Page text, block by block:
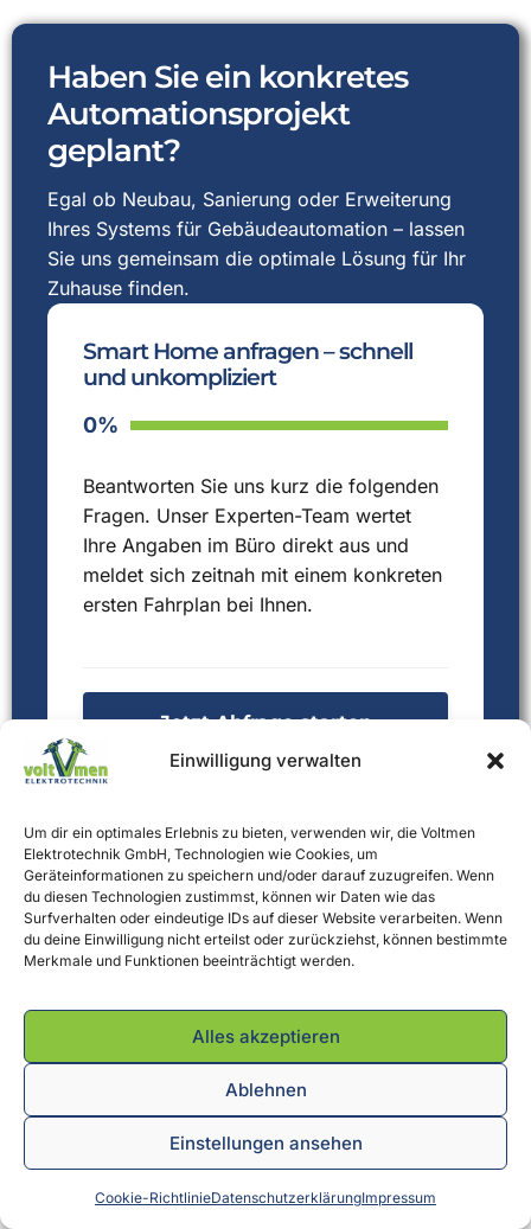
Einwilligung verwalten
Um dir ein optimales Erlebnis zu bieten, verwenden wir, die Voltmen
Elektrotechnik GmbH, Technologien wie Cookies, um
Geräteinformationen zu speichern und/oder darauf zuzugreifen. Wenn
du diesen Technologien zustimmst, können wir Daten wie das
Surfverhalten oder eindeutige IDs auf dieser Website verarbeiten. Wenn
du deine Einwilligung nicht erteilst oder zurückziehst, können bestimmte
Merkmale und Funktionen beeinträchtigt werden.
Alles akzeptieren
Ablehnen
Einstellungen ansehen
Cookie-RichtlinieDatenschutzerklärungImpressum
Haben Sie ein konkretes
Automationsprojekt
geplant?
Egal ob Neubau, Sanierung oder Erweiterung
Ihres Systems für Gebäudeautomation – lassen
Sie uns gemeinsam die optimale Lösung für Ihr
Zuhause finden.
Smart Home anfragen – schnell
und unkompliziert
0%
Beantworten Sie uns kurz die folgenden
Fragen. Unser Experten-Team wertet
Ihre Angaben im Büro direkt aus und
meldet sich zeitnah mit einem konkreten
ersten Fahrplan bei Ihnen.
Jetzt Abfrage starten
FAQ - Häufig gestellte Fragen
zum Thema Gebäudetechnik
Was ist der Unterschied zwischen
Gebäudeautomation, Smart Home und